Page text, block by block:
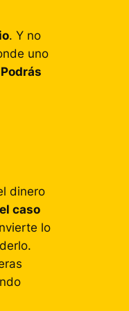
. Y no
uno
Podrás
dinero
caso
lo